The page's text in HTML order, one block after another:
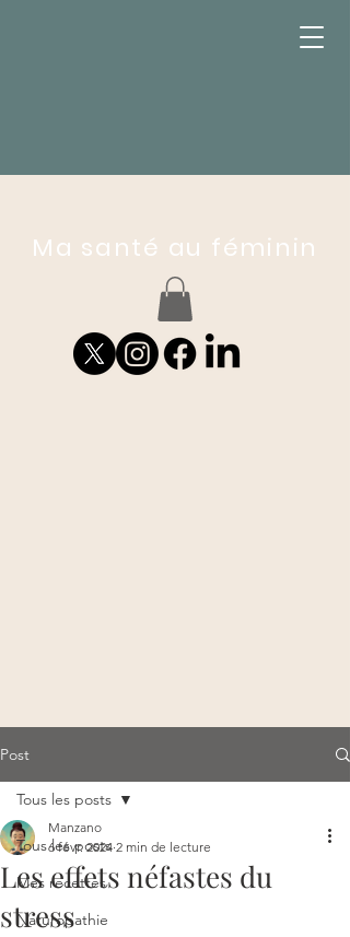
Ma santé au féminin
Post
Tous les posts
Mes recettes
Naturopathie
Tous les posts
Les effets néfastes du
stress
Manzano
6 févr. 2024 2 min de lecture